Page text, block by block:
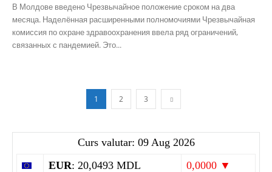
В Молдове введено Чрезвычайное положение сроком на два
месяца. Наделённая расширенными полномочиями Чрезвычайная
комиссия по охране здравоохранения ввела ряд ограничений,
связанных с пандемией. Это...
1 2 3
Curs valutar: 09 Aug 2026
EUR: 20,0493 MDL
0,0000 ▼